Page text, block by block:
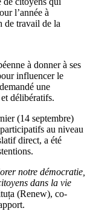
l’année à
de travail de la
à donner à ses
influencer le
une
délibératifs.
(14 septembre)
au niveau
direct, a été
notre démocratie,
dans la vie
(Renew), co-